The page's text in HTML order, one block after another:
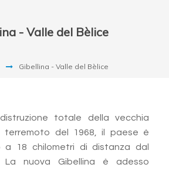
- Valle del Bèlice
Gibellina - Valle del Bèlice
totale della vecchia
terremoto del 1968, il paese è
18 chilometri di distanza dal
La nuova Gibellina è adesso